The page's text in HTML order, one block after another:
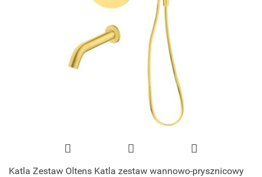
Katla Zestaw Oltens Katla zestaw wannowo-prysznicowy